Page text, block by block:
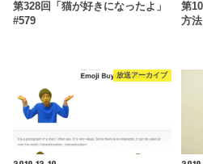
第328回「猫が好きになったよ」
#579
第
方
放送アーカイブ